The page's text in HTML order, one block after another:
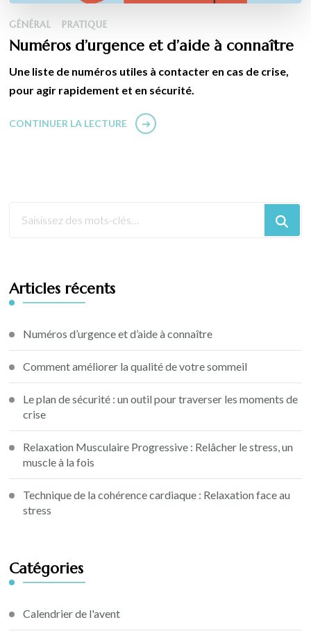
GÉNÉRAL PRATIQUE
Numéros d’urgence et d’aide à connaître
Une liste de numéros utiles à contacter en cas de crise,
pour agir rapidement et en sécurité.
CONTINUER LA LECTURE
Articles récents
Numéros d’urgence et d’aide à connaître
Comment améliorer la qualité de votre sommeil
Le plan de sécurité : un outil pour traverser les moments de
crise
Relaxation Musculaire Progressive : Relâcher le stress, un
muscle à la fois
Technique de la cohérence cardiaque : Relaxation face au
stress
Catégories
Calendrier de l'avent